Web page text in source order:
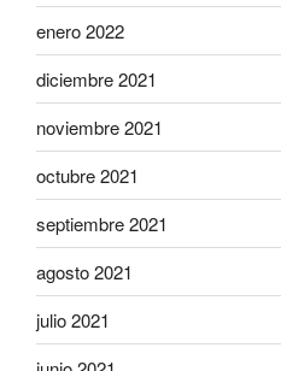
enero 2022
diciembre 2021
noviembre 2021
octubre 2021
septiembre 2021
agosto 2021
julio 2021